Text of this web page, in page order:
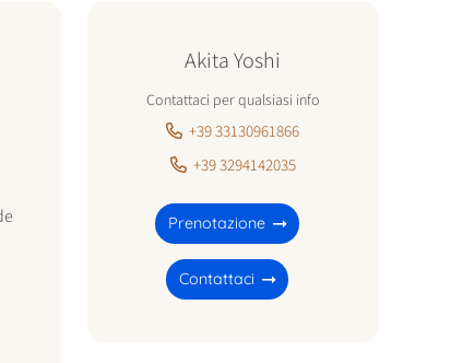
Akita Yoshi
Contattaci per qualsiasi info
+39 33130961866
+39 3294142035
Prenotazione
Contattaci